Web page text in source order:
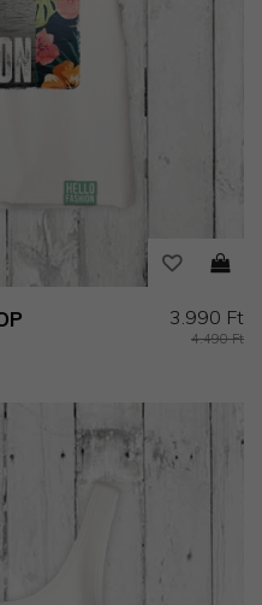
3.990 Ft
4.490 Ft